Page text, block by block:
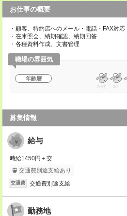
お仕事の概要
・顧客、特約店へのメール・電話・FAX対応
・在庫照会、納期確認、納期回答
・各種資料作成、文書管理
職場の雰囲気
年齢層
20代 30
募集情報
給与
時給1450円＋交
交通費別途支給あり
交通費 交通費別途支給
勤務地